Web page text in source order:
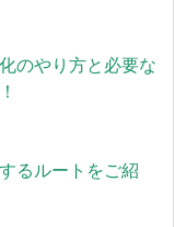
のやり方と必要な
るルートをご紹